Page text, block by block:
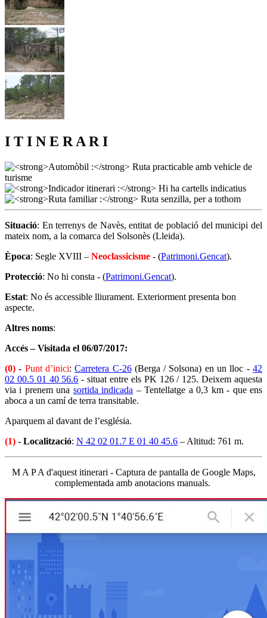
I T I N E R A R I
Situació: En terrenys de Navès, entitat de població del municipi del
mateix nom, a la comarca del Solsonès (Lleida).
Època: Segle XVIII – Neoclassicisme - (Patrimoni.Gencat).
Protecció: No hi consta - (Patrimoni.Gencat).
Estat: No és accessible lliurament. Exteriorment presenta bon
aspecte.
Altres noms:
Accés – Visitada el 06/07/2017:
(0) - Punt d’inici:Carretera C-26(Berga / Solsona) en un lloc -42
02 00.5 01 40 56.6 - situat entre els PK 126 / 125. Deixem aquesta
via i prenem una sortida indicada – Tentellatge a 0,3 km - que ens
aboca a un camí de terra transitable.
Aparquem al davant de l’església.
(1) - Localització: N 42 02 01.7 E 01 40 45.6 – Altitud: 761 m.
M A P A d'aquest itinerari - Captura de pantalla de Google Maps,
complementada amb anotacions manuals.